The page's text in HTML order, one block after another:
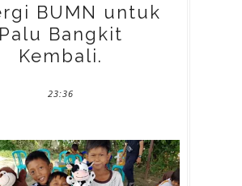
BUMN untuk
Palu Bangkit
Kembali.
23:36